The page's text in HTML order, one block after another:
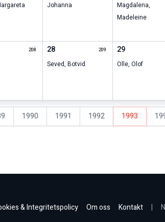
Johanna Magdalena,
Madeleine
208 28 209
Seved,Botvid
29
Olle, Olof
1990 1991 1992 1993
& Integritetspolicy Om oss Kontakt |